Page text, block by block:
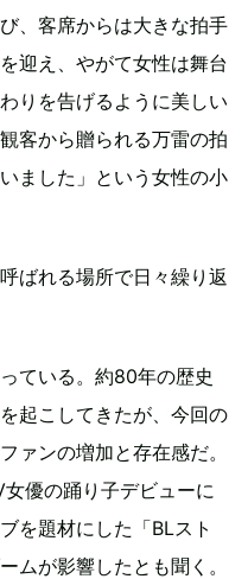
、客席からは大きな拍手
迎え、やがて女性は舞台
りを告げるように美しい
客から贈られる万雷の拍
ました」という女性の小
ばれる場所で日々繰り返
ている。約80年の歴史
起こしてきたが、今回の
ァンの増加と存在感だ。
優の踊り子デビューに
を題材にした「BLスト
ムが影響したとも聞く。